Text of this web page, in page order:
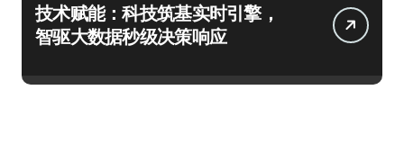
技术赋能：科技筑基实时引擎，
智驱大数据秒级决策响应